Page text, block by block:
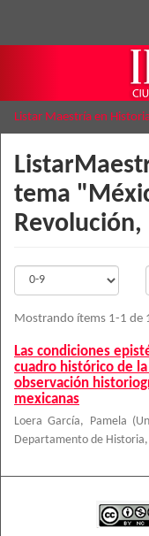
Listar Maestría en
tema
Revolución,
Mostrando ítems 1-1 de
Las condiciones
cuadro histórico de
observación
mexicanas
Loera García, Pamela (
Departamento de Historia,